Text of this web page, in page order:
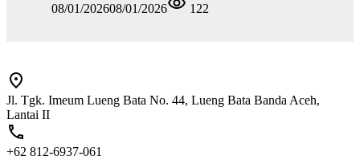
08/01/202608/01/2026 122
Jl. Tgk. Imeum Lueng Bata No. 44, Lueng Bata Banda Aceh,
Lantai II
+62 812-6937-061